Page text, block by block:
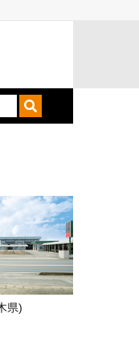
県)